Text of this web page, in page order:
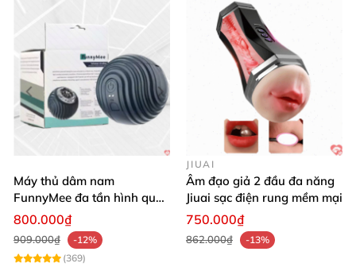
Máy thủ dâm nam
FunnyMee đa tần hình quả
bóng Pokemon
800.000₫
909.000₫
-12%
(369)
JIUAI
Âm đạo giả 2 đầu đa năng
Jiuai sạc điện rung mềm mại
750.000₫
862.000₫ -13%